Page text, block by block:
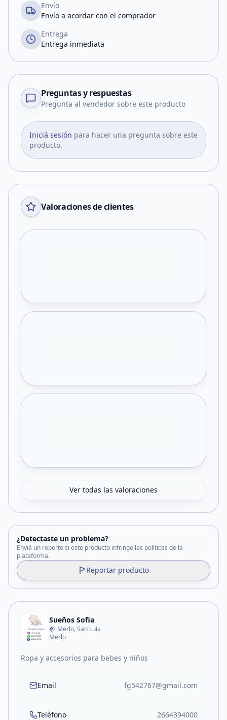
Envío
Envío a acordar con el comprador
Entrega
Entrega inmediata
Preguntas y respuestas
Pregunta al vendedor sobre este producto
Iniciá sesión para hacer una pregunta sobre este
producto.
Valoraciones de clientes
Ver todas las valoraciones
¿Detectaste un problema?
Enviá un reporte si este producto infringe las políticas de la
plataforma.
Reportar producto
Sueños Sofia
Merlo, San Luis
Merlo
Ropa y accesorios para bebes y niños
Email fg542767@gmail.com
Teléfono 2664394000